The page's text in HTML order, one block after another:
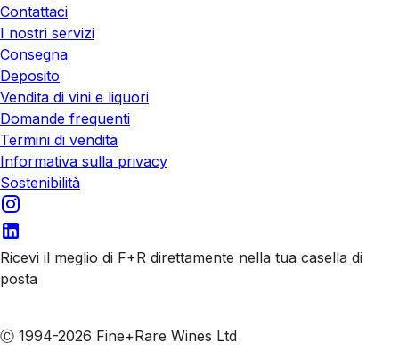
Contattaci
I nostri servizi
Consegna
Deposito
Vendita di vini e liquori
Domande frequenti
Termini di vendita
Informativa sulla privacy
Sostenibilità
Ricevi il meglio di F+R direttamente nella tua casella di
posta
Ⓒ 1994-2026 Fine+Rare Wines Ltd